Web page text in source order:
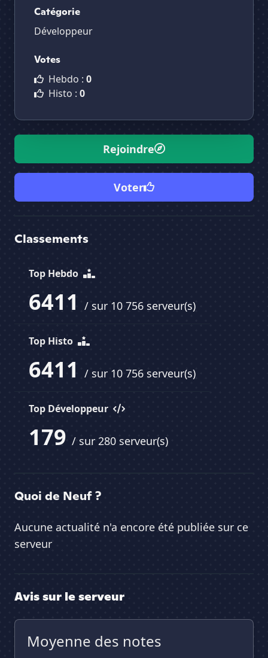
Catégorie
Développeur
Votes
Hebdo : 0
Histo : 0
Rejoindre
Voter
Classements
Top Hebdo
6411 / sur 10 756 serveur(s)
Top Histo
6411 / sur 10 756 serveur(s)
Top Développeur
179 / sur 280 serveur(s)
Quoi de Neuf ?
Aucune actualité n'a encore été publiée sur ce
serveur
Avis sur le serveur
Moyenne des notes